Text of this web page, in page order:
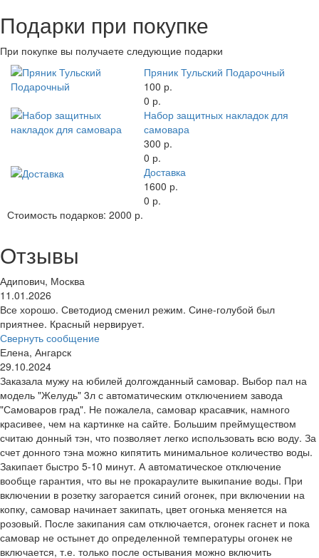
Подарки при покупке
При покупке вы получаете следующие подарки
Пряник Тульский Подарочный
100 р.
0 р.
Набор защитных накладок для
самовара
300 р.
0 р.
Доставка
1600 р.
0 р.
Стоимость подарков: 2000 р.
Отзывы
Адипович, Москва
11.01.2026
Все хорошо. Светодиод сменил режим. Сине-голубой был
приятнее. Красный нервирует.
Свернуть сообщение
Елена, Ангарск
29.10.2024
Заказала мужу на юбилей долгожданный самовар. Выбор пал на
модель "Желудь" 3л с автоматическим отключением завода
"Самоваров град". Не пожалела, самовар красавчик, намного
красивее, чем на картинке на сайте. Большим преймуществом
считаю донный тэн, что позволяет легко использовать всю воду. За
счет донного тэна можно кипятить минимальное количество воды.
Закипает быстро 5-10 минут. А автоматическое отключение
вообще гарантия, что вы не прокараулите выкипание воды. При
включении в розетку загорается синий огонек, при включении на
копку, самовар начинает закипать, цвет огонька меняется на
розовый. После закипания сам отключается, огонек гаснет и пока
самовар не остынет до определенной температуры огонек не
включается, т.е. только после остывания можно включить